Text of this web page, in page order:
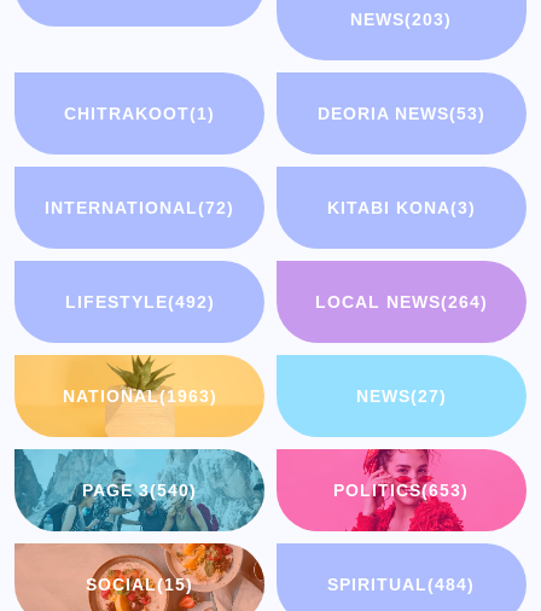
NEWS(203)
CHITRAKOOT(1) DEORIA NEWS(53)
INTERNATIONAL(72) KITABI KONA(3)
LIFESTYLE(492) LOCAL NEWS(264)
NATIONAL(1963) NEWS(27)
PAGE 3(540) POLITICS(653)
SOCIAL(15) SPIRITUAL(484)